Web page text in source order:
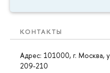
КОНТАКТЫ
Адрес: 101000, г. Москва,
209-210